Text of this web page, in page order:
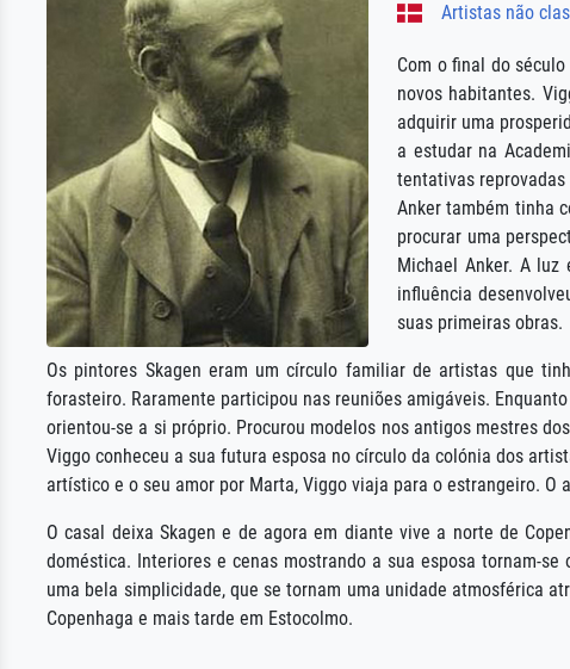
Artistas não
Com o final do
novos habitantes.
adquirir uma
a estudar na
tentativas
Anker também tinha
procurar uma
Michael Anker. A
influência
suas primeiras obras.
Os pintores Skagen eram um círculo familiar de artistas que
forasteiro. Raramente participou nas reuniões amigáveis.
orientou-se a si próprio. Procurou modelos nos antigos mestres
Viggo conheceu a sua futura esposa no círculo da colónia dos
artístico e o seu amor por Marta, Viggo viaja para o estrangeiro.
O casal deixa Skagen e de agora em diante vive a norte de
doméstica. Interiores e cenas mostrando a sua esposa tornam-
uma bela simplicidade, que se tornam uma unidade atmosférica
Copenhaga e mais tarde em Estocolmo.